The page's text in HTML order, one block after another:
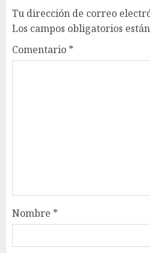
Tu dirección de correo
Los campos obligatorios
Comentario *
Nombre *